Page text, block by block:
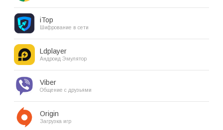
iTop
Шифрование в сети
Ldplayer
Андроид Эмулятор
Viber
Общение с друзьями
Origin
Загрузка игр